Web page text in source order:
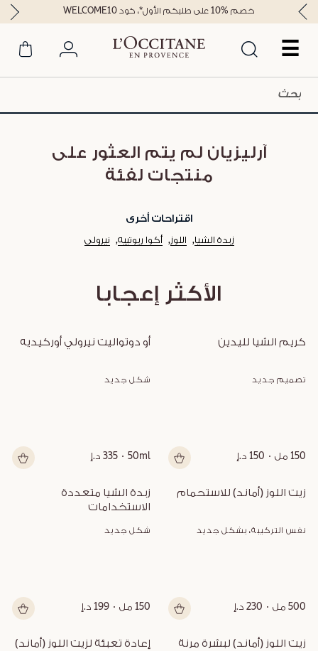
☰
خصم %10 على طلبكم الأول*، كود WELCOME10
آرليزيان لم يتم العثور على
منتجات لفئة
اقتراحات أخرى
زبدة الشيا اللوز أكوا ريوتييه نيرولي
الأكثر إعجابا
كريم الشيا لليدين
تصميم جديد
150 مل 150 د.إ
أو دوتواليت نيرولي أوركيديه
شكل جديد
50ml 335 د.إ
زيت اللوز (أماند) للاستحمام
نفس التركيبة، بشكل جديد
500 مل 230 د.إ
الاستخدامات
شكل جديد
150 مل 199 د.إ
زيت اللوز (أماند) لبشرة مرنة